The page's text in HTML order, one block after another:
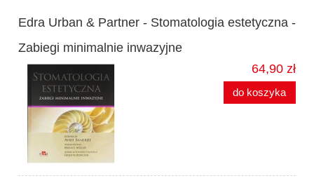
Edra Urban & Partner - Stomatologia estetyczna -
Zabiegi minimalnie inwazyjne
64,90 zł
do koszyka